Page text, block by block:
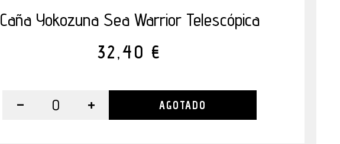
Caña Yokozuna Sea Warrior Telescópica
32,40 €
- 0 + AGOTADO